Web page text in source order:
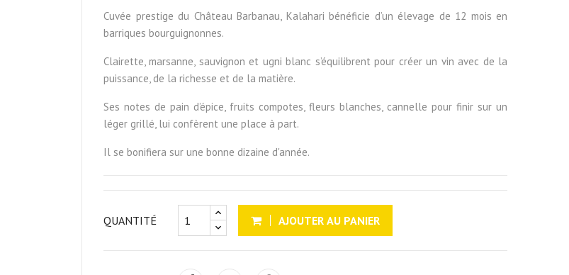
Cuvée prestige du Château Barbanau, Kalahari bénéficie d’un élevage de 12 mois en
barriques bourguignonnes.
Clairette, marsanne, sauvignon et ugni blanc s’équilibrent pour créer un vin avec de la
puissance, de la richesse et de la matière.
Ses notes de pain d’épice, fruits compotes, fleurs blanches, cannelle pour finir sur un
léger grillé, lui confèrent une place à part.
Il se bonifiera sur une bonne dizaine d'année.
QUANTITÉ AJOUTER AU PANIER